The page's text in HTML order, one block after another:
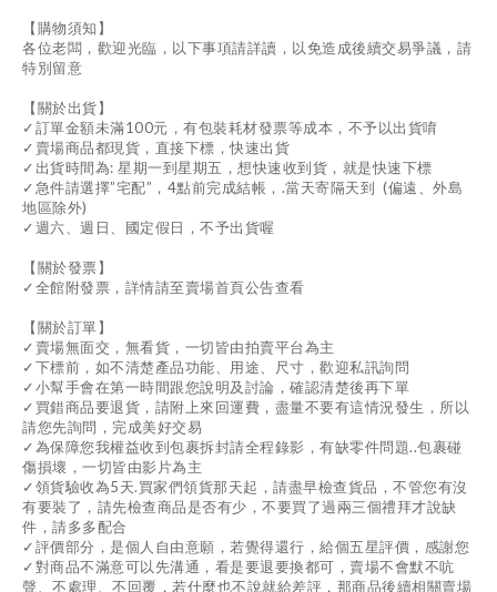
【購物須知】
各位老闆，歡迎光臨，以下事項請詳讀，以免造成後續交易爭議，請
特別留意
【關於出貨】
✓訂單金額未滿100元，有包裝耗材發票等成本，不予以出貨唷
✓賣場商品都現貨，直接下標，快速出貨
✓出貨時間為: 星期一到星期五，想快速收到貨，就是快速下標
✓急件請選擇”宅配”，4點前完成結帳，.當天寄隔天到 (偏遠、外島
地區除外)
✓週六、週日、國定假日，不予出貨喔
【關於發票】
✓全館附發票，詳情請至賣場首頁公告查看
【關於訂單】
✓賣場無面交，無看貨，一切皆由拍賣平台為主
✓下標前，如不清楚產品功能、用途、尺寸，歡迎私訊詢問
✓小幫手會在第一時間跟您說明及討論，確認清楚後再下單
✓買錯商品要退貨，請附上來回運費，盡量不要有這情況發生，所以
請您先詢問，完成美好交易
✓為保障您我權益收到包裹拆封請全程錄影，有缺零件問題..包裹碰
傷損壞，一切皆由影片為主
✓領貨驗收為5天.買家們領貨那天起，請盡早檢查貨品，不管您有沒
有要裝了，請先檢查商品是否有少，不要買了過兩三個禮拜才說缺
件，請多多配合
✓評價部分，是個人自由意願，若覺得還行，給個五星評價，感謝您
✓對商品不滿意可以先溝通，看是要退要換都可，賣場不會默不吭
聲、不處理、不回覆，若什麼也不說就給差評，那商品後續相關賣場